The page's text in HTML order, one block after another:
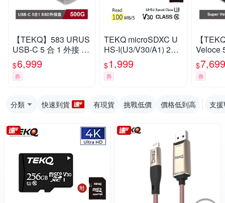
【TEKQ】583 URUS
USB-C 5 合 1 外接 M.
2 固態硬碟 500G
$6,999
券
TEKQ microSDXC U
HS-I(U3/V30/A1) 256
GB 記憶卡
$1,999
券
【
Veloce
bolt 3
外接硬
$7,699
券
分類 快速到貨 有現貨 挑戰低價 價格低到高 支